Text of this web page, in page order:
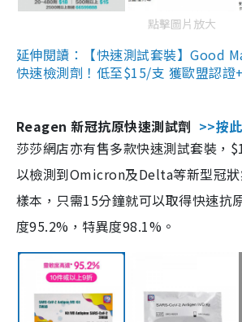
點擊圖片放大
延伸閱讀：【快速測試套裝】Good
快速檢測劑！低至$15/支 獲歐盟認證
Reagen 新冠抗原快速測試劑 >>按
莎莎網店亦有售多款快速測試套裝，
以檢測到Omicron及Delta等新型冠
樣本，只需15分鐘就可以取得快速抗
度95.2%，特異度98.1%。